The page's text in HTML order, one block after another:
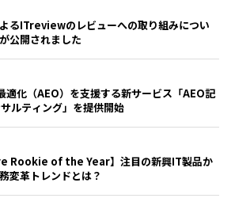
るITreviewのレビューへの取り組みについ
公開されました
化（AEO）を支援する新サービス「AEO記
ルティング」を提供開始
Rookie of the Year】注目の新興IT製品か
変革トレンドとは？